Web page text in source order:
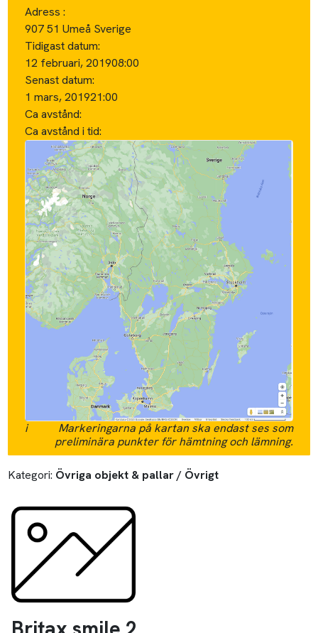
Adress :
907 51 Umeå Sverige
Tidigast datum:
12 februari, 201908:00
Senast datum:
1 mars, 201921:00
Ca avstånd:
Ca avstånd i tid:
i
Markeringarna på kartan ska endast ses som
preliminära punkter för hämtning och lämning.
Kategori: Övriga objekt & pallar / Övrigt